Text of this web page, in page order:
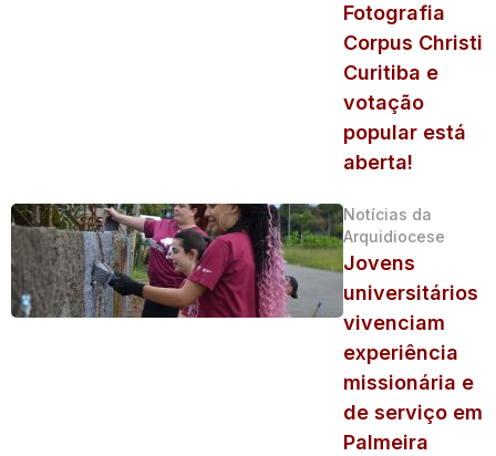
Fotografia
Corpus Christi
Curitiba e
votação
popular está
aberta!
Notícias da
Arquidiocese
Jovens
universitários
vivenciam
experiência
missionária e
de serviço em
Palmeira